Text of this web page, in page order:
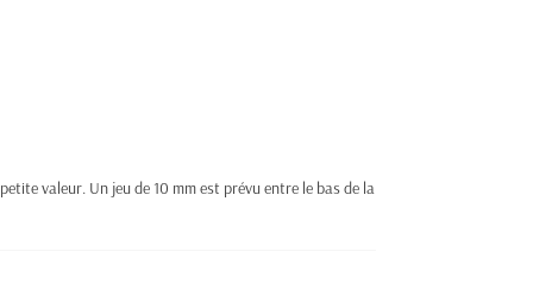
valeur. Un jeu de 10 mm est prévu entre le bas de la